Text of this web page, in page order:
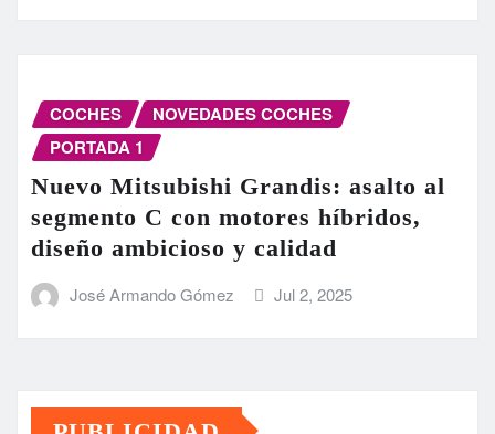
COCHES
NOVEDADES COCHES
PORTADA 1
Nuevo Mitsubishi Grandis: asalto al
segmento C con motores híbridos,
diseño ambicioso y calidad
José Armando Gómez Jul 2, 2025